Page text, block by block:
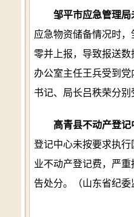
邹平市应急管理
应急物资储备情况时
零并上报，导致报送
办公室主任王兵受到
书记、局长吕秩荣分
高青县不动产登记
登记中心未按要求执
业不动产登记费，严
告处分。（山东省纪委